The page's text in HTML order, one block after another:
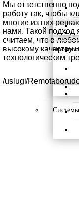
Системы
Мы ответственно
работу так, чтобы
многие из них
нами. Такой подход
считаем, что в
высокому качеству
технологическим
/uslugi/